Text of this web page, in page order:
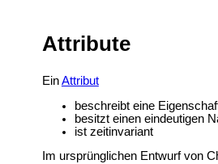
Attribute
EinAttribut
beschreibt eine
besitzt einen eindeutigen
ist zeitinvariant
Im ursprünglichen Entwurf von